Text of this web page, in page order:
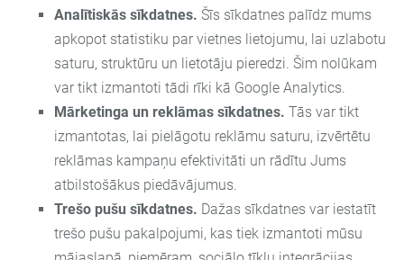
Analītiskās sīkdatnes. Šīs sīkdatnes palīdz mums
apkopot statistiku par vietnes lietojumu, lai uzlabotu
saturu, struktūru un lietotāju pieredzi. Šim nolūkam
var tikt izmantoti tādi rīki kā Google Analytics.
Mārketinga un reklāmas sīkdatnes. Tās var tikt
izmantotas, lai pielāgotu reklāmu saturu, izvērtētu
reklāmas kampaņu efektivitāti un rādītu Jums
atbilstošākus piedāvājumus.
Trešo pušu sīkdatnes. Dažas sīkdatnes var iestatīt
trešo pušu pakalpojumi, kas tiek izmantoti mūsu